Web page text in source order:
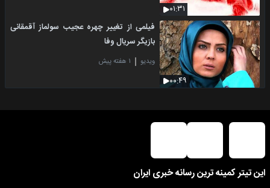
۰۱:۳۱
۰۰:۴۹
فیلمی از تغییر چهره عجیب سولماز آقمقانی
بازیگر سریال وفا
ویدیو ۱ هفته پیش
این تیتر کمینه ترین رسانه خبری ایران